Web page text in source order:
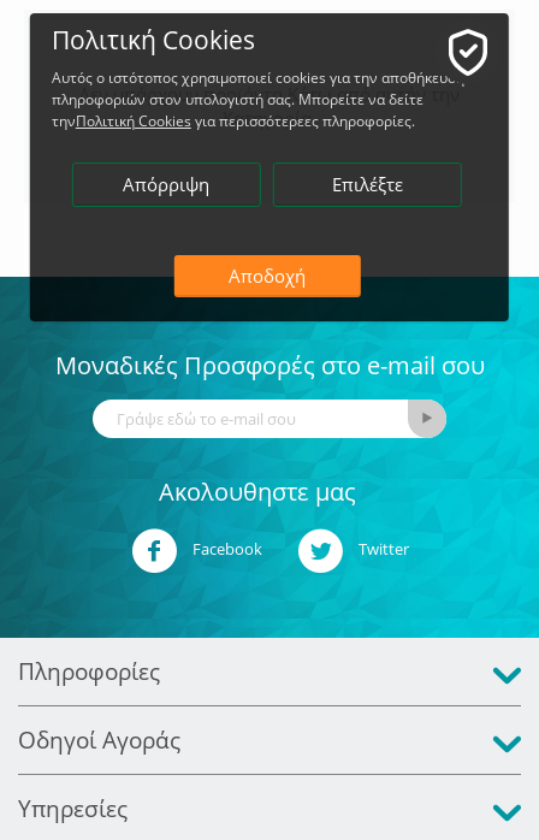
Δεν υπάρχουν προϊόντα Κάτω από αυτήν την
Κατηγορία.
Μοναδικές Προσφορές στο e-mail σου
Ακολουθηστε μας
Facebook Twitter
Πληροφορίες
Οδηγοί Αγοράς
Υπηρεσίες
Πολιτική Cookies
Αυτός ο ιστότοπος χρησιμοποιεί cookies για την αποθήκευση
πληροφοριών στον υπολογιστή σας. Μπορείτε να δείτε
τηνΠολιτική Cookies για περισσότερεες πληροφορίες.
Απόρριψη Επιλέξτε
Αποδοχή